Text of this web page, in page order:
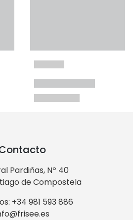
Pardiñas, Nº 40
de Compostela
+34 981 593 886